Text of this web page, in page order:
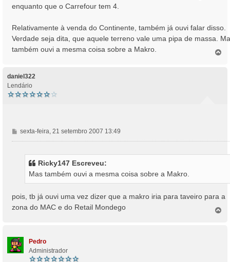
enquanto que o Carrefour tem 4.
Relativamente à venda do Continente, também já ouvi falar disso.
Verdade seja dita, que aquele terreno vale uma pipa de massa.
também ouvi a mesma coisa sobre a Makro.
daniel322
Lendário
M
e
m
sexta-feira, 21 setembro 2007 13:49
Ricky147 Escreveu:
Mas também ouvi a mesma coisa sobre a Makro.
pois, tb já ouvi uma vez dizer que a makro iria para taveiro para a
zona do MAC e do Retail Mondego
Pedro
Administrador